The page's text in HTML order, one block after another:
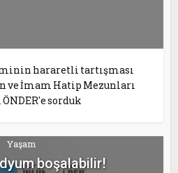
hararetli tartışması
ve İmam Hatip Mezunları
sorduk
Yaşam
boşalabilir!